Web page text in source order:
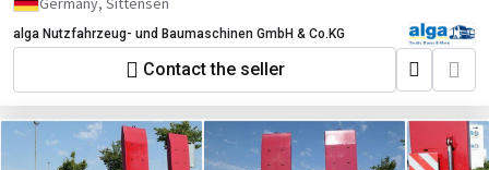
alga Nutzfahrzeug- und Baumaschinen GmbH & Co.KG
Contact the seller